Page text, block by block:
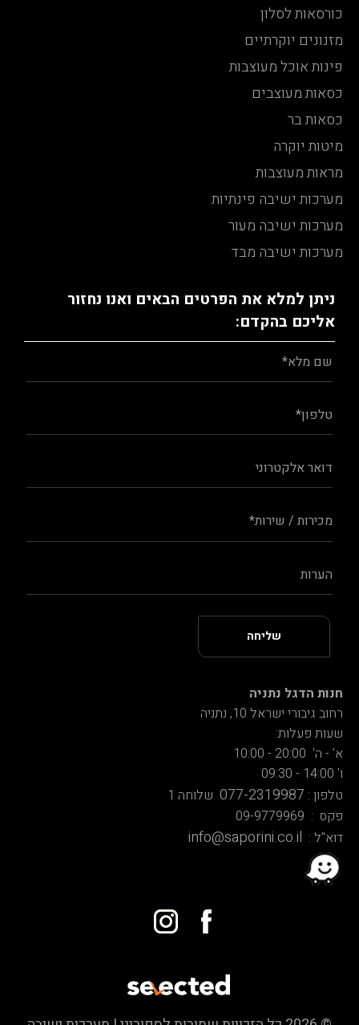
כורסאות לסלון
מזנונים יוקרתיים
פינות אוכל מעוצבות
כסאות מעוצבים
כסאות בר
מיטות יוקרה
מראות מעוצבות
מערכות ישיבה פינתיות
מערכות ישיבה מעור
מערכות ישיבה מבד
ניתן למלא את הפרטים הבאים ואנו נחזור
אליכם בהקדם:
חנות הדגל נתניה
רחוב גיבורי ישראל 10, נתניה
שעות פעלות:
א' - ה' 20:00 - 10:00
ו' 14:00 - 09:30
טלפון : 077-2319987 שלוחה 1
פקס : 09-9779969
דוא"ל : info@saporini.co.il